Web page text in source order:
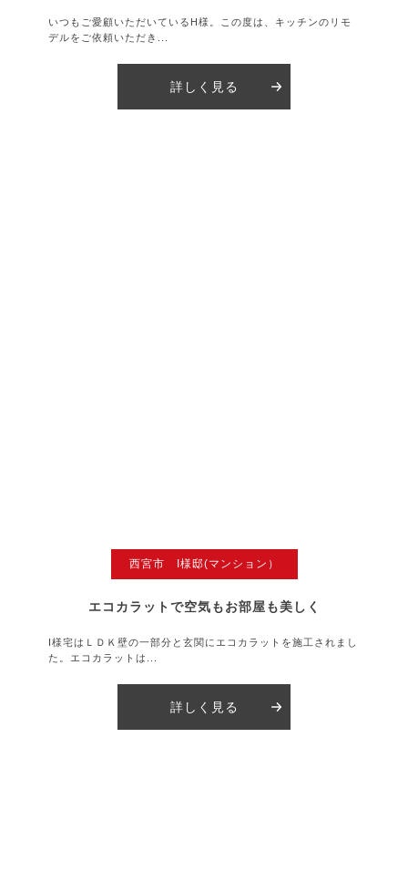
いつもご愛顧いただいているH様。この度は、キッチンのリモ
デルをご依頼いただき...
詳しく見る
西宮市 I様邸(マンション）
エコカラットで空気もお部屋も美しく
I様宅はＬＤＫ壁の一部分と玄関にエコカラットを施工されまし
た。エコカラットは...
詳しく見る